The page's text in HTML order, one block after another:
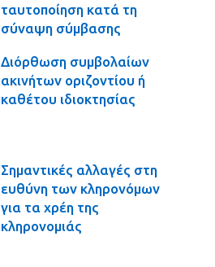
ταυτοποίηση κατά τη
σύναψη σύμβασης
Διόρθωση συμβολαίων
ακινήτων οριζοντίου ή
καθέτου ιδιοκτησίας
Σημαντικές αλλαγές στη
ευθύνη των κληρονόμων
για τα χρέη της
κληρονομιάς